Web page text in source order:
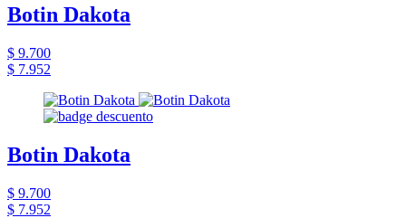
Botin Dakota
$ 9.700
$ 7.952
Botin Dakota
$ 9.700
$ 7.952